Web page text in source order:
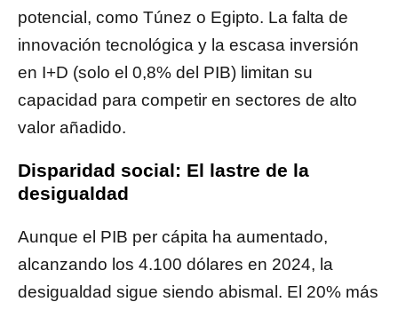
potencial, como Túnez o Egipto. La falta de
innovación tecnológica y la escasa inversión
en I+D (solo el 0,8% del PIB) limitan su
capacidad para competir en sectores de alto
valor añadido.
Disparidad social: El lastre de la
desigualdad
Aunque el PIB per cápita ha aumentado,
alcanzando los 4.100 dólares en 2024, la
desigualdad sigue siendo abismal. El 20% más